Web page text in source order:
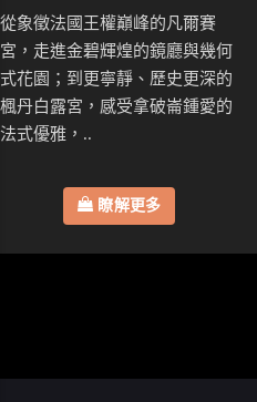
從象徵法國王權巔峰的凡爾賽
宮，走進金碧輝煌的鏡廳與幾何
式花園；到更寧靜、歷史更深的
楓丹白露宮，感受拿破崙鍾愛的
法式優雅，..
瞭解更多